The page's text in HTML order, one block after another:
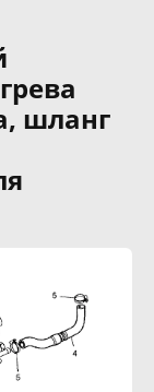
шланг